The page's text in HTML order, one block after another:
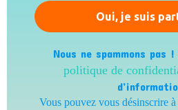
Nous ne spammons pas
politique de
Vous pouvez vous désinscrire